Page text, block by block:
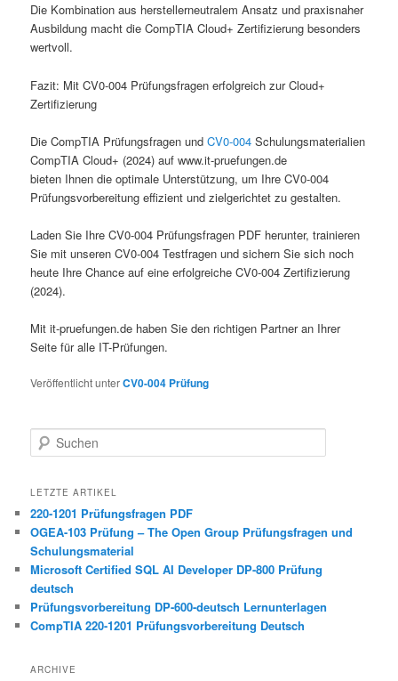
Die Kombination aus herstellerneutralem Ansatz und praxisnaher
Ausbildung macht die CompTIA Cloud+ Zertifizierung besonders
wertvoll.
Fazit: Mit CV0-004 Prüfungsfragen erfolgreich zur Cloud+
Zertifizierung
Die CompTIA Prüfungsfragen undCV0-004 Schulungsmaterialien
CompTIA Cloud+ (2024) auf www.it-pruefungen.de
bieten Ihnen die optimale Unterstützung, um Ihre CV0-004
Prüfungsvorbereitung effizient und zielgerichtet zu gestalten.
Laden Sie Ihre CV0-004 Prüfungsfragen PDF herunter, trainieren
Sie mit unseren CV0-004 Testfragen und sichern Sie sich noch
heute Ihre Chance auf eine erfolgreiche CV0-004 Zertifizierung
(2024).
Mit it-pruefungen.de haben Sie den richtigen Partner an Ihrer
Seite für alle IT-Prüfungen.
Veröffentlicht unterCV0-004 Prüfung
Suchen
LETZTE ARTIKEL
220-1201 Prüfungsfragen PDF
OGEA-103 Prüfung – The Open Group Prüfungsfragen und
Schulungsmaterial
Microsoft Certified SQL AI Developer DP-800 Prüfung
deutsch
Prüfungsvorbereitung DP-600-deutsch Lernunterlagen
CompTIA 220-1201 Prüfungsvorbereitung Deutsch
ARCHIVE